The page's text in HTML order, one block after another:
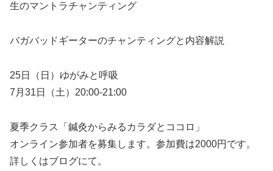
生のマントラチャンティング
バガバッドギーターのチャンティングと内容解説
25日（日）ゆがみと呼吸
7月31日（土）20:00-21:00
夏季クラス「鍼灸からみるカラダとココロ」
オンライン参加者を募集します。参加費は2000円です。
詳しくはブログにて。